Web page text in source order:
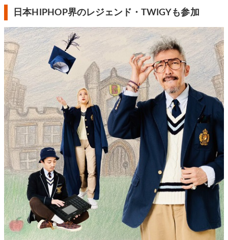
日本HIPHOP界のレジェンド・TWIGYも参加